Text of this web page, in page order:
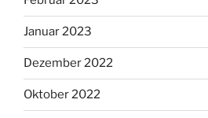
Januar 2023
Dezember 2022
Oktober 2022